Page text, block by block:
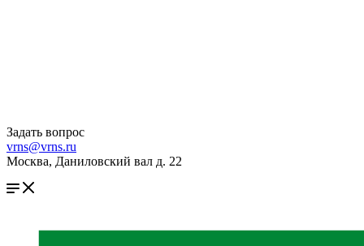
Задать вопрос
vrns@vrns.ru
Москва, Даниловский вал д. 22